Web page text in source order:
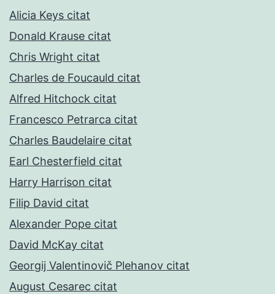
Alicia Keys citat
Donald Krause citat
Chris Wright citat
Charles de Foucauld citat
Alfred Hitchock citat
Francesco Petrarca citat
Charles Baudelaire citat
Earl Chesterfield citat
Harry Harrison citat
Filip David citat
Alexander Pope citat
David McKay citat
Georgij Valentinovič Plehanov citat
August Cesarec citat